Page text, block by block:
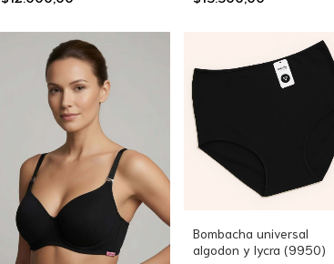
Bombacha universal
algodon y lycra (9950)